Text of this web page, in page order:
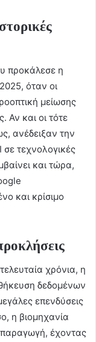
προκάλεσε η
όταν οι
μείωσης
Αν και οι τότε
ανέδειξαν την
σε τεχνολογικές
και τώρα,
και κρίσιμο
χρόνια, η
δεδομένων
επενδύσεις
η βιομηχανία
παραγωγή, έχοντας